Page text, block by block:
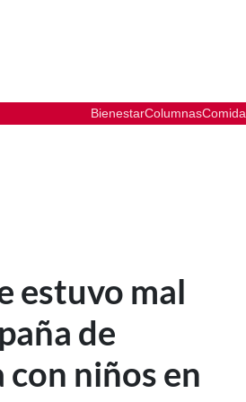
BienestarColumnasComida
estuvo mal
de
con niños en